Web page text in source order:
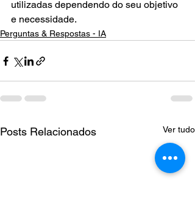
utilizadas dependendo do seu objetivo
e necessidade.
Perguntas & Respostas - IA
Posts Relacionados Ver tudo